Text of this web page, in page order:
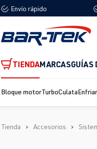
Saltar a la navegación principal
Envío rápido
TIENDAMARCASGUÍAS
Bloque motorTurboCulata
Tienda Accesorios